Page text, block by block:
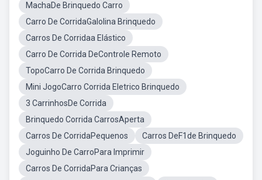
MachaDe Brinquedo Carro
Carro De CorridaGalolina Brinquedo
Carros De Corridaa Elástico
Carro De Corrida DeControle Remoto
TopoCarro De Corrida Brinquedo
Mini JogoCarro Corrida Eletrico Brinquedo
3 CarrinhosDe Corrida
Brinquedo Corrida CarrosAperta
Carros De CorridaPequenos
Carros DeF1de Brinquedo
Joguinho De CarroPara Imprimir
Carros De CorridaPara Crianças